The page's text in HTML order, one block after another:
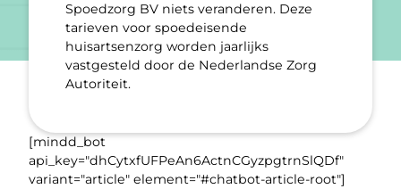
Spoedzorg BV niets veranderen. Deze
tarieven voor spoedeisende
huisartsenzorg worden jaarlijks
vastgesteld door de Nederlandse Zorg
Autoriteit.
[mindd_bot
api_key="dhCytxfUFPeAn6ActnCGyzpgtrnSlQDf"
variant="article" element="#chatbot-article-root"]